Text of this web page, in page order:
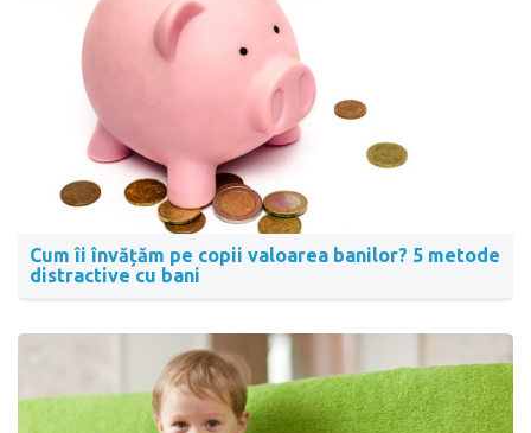
Cum îi învățăm pe copii valoarea banilor? 5 metode
distractive cu bani